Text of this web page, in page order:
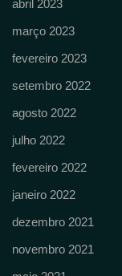
abril 2023
março 2023
fevereiro 2023
setembro 2022
agosto 2022
julho 2022
fevereiro 2022
janeiro 2022
dezembro 2021
novembro 2021